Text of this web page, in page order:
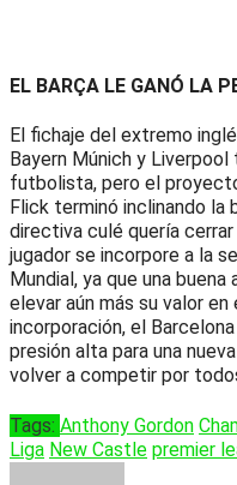
EL BARÇA LE GANÓ LA
El fichaje del extremo
Bayern Múnich y
futbolista, pero el
Flick terminó inclinando la
directiva culé quería
jugador se incorpore a la
Mundial, ya que una
elevar aún más su valor
incorporación, el
presión alta para una
volver a competir por
Tags: Anthony Gordon
Liga New Castle premier